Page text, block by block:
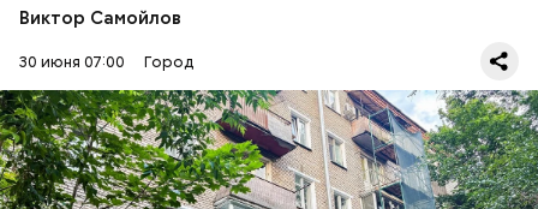
Виктор Самойлов
30 июня 07:00 Город
Пятиэтажный жилой дом был построен в 1961 году
по типовому проекту. Фасады лаконичны по
архитектуре. По периметру здания расположены
венчающий карниз и пояс из темно-красного
кирпича. Интересно отметить, что в этом доме жил
герой Советского Союза Чунтонов Николай
Григорьевич.